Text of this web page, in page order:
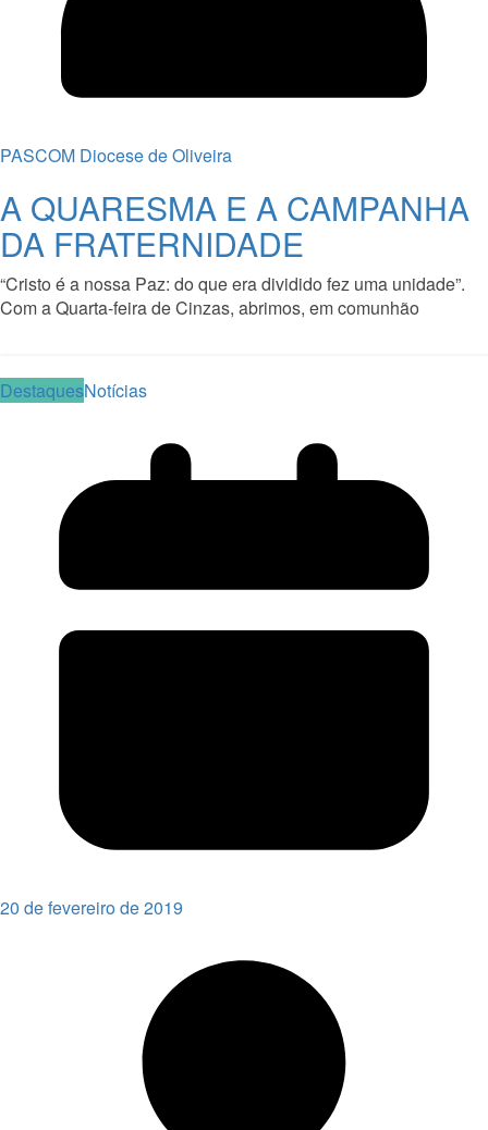
PASCOM Diocese de Oliveira
A QUARESMA E A CAMPANHA
DA FRATERNIDADE
“Cristo é a nossa Paz: do que era dividido fez uma unidade”.
Com a Quarta-feira de Cinzas, abrimos, em comunhão
DestaquesNotícias
20 de fevereiro de 2019